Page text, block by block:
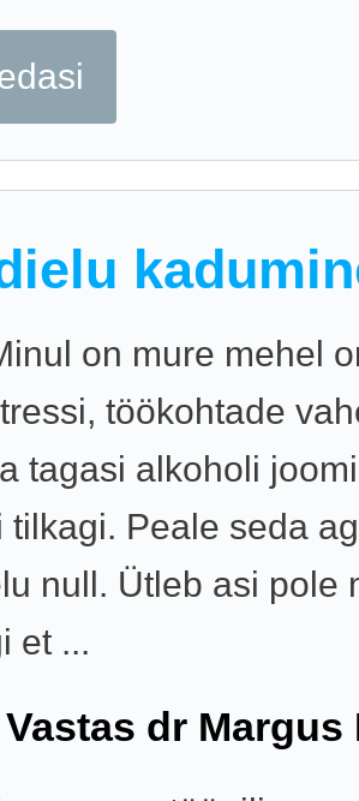
on mure mehel
töökohtade
tagasi alkoholi
tilkagi. Peale seda
null. Ütleb asi pole
et ...
Vastas dr Margus